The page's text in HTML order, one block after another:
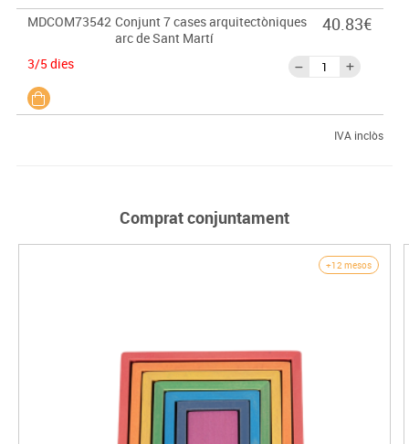
MDCOM73542 Conjunt 7 cases arquitectòniques
arc de Sant Martí
3/5 dies
40.83€
IVA inclòs
Comprat conjuntament
+12 mesos